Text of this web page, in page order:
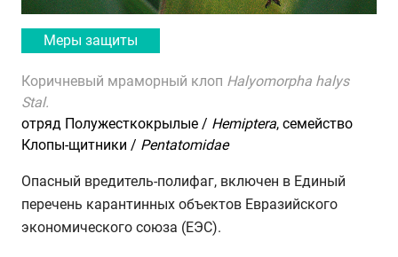
Меры защиты
Коричневый мраморный клоп Halyomorpha halys
Stal.
отряд Полужесткокрылые / Hemiptera, семейство
Клопы-щитники / Pentatomidae
Опасный вредитель-полифаг, включен в Единый
перечень карантинных объектов Евразийского
экономического союза (ЕЭС).